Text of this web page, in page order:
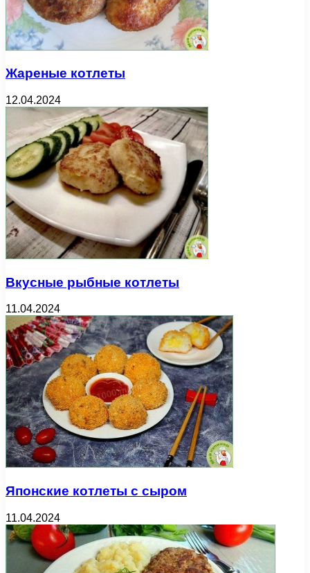
Жареные котлеты
12.04.2024
Вкусные рыбные котлеты
11.04.2024
Японские котлеты с сыром
11.04.2024